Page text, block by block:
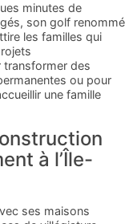
minutes de
son golf renommé
les familles qui
transformer des
ou pour
une famille
à l’Île-
ses maisons